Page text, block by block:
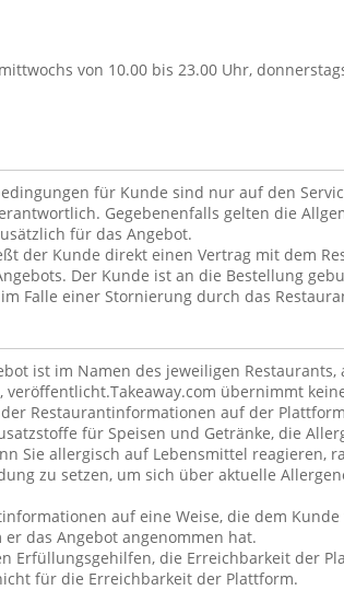
von 10.00 bis 23.00 Uhr,
für Kunde sind nur auf den
Gegebenenfalls gelten die
für das Angebot.
der Kunde direkt einen Vertrag mit dem
Der Kunde ist an die Bestellung
Falle einer Stornierung durch das
ist im Namen des jeweiligen Restaurants,
übernimmt
Restaurantinformationen auf der
für Speisen und Getränke, die
Sie allergisch auf Lebensmittel reagieren,
zu setzen, um sich über aktuelle
auf eine Weise, die dem
das Angebot angenommen hat.
Erfüllungsgehilfen, die Erreichbarkeit der
für die Erreichbarkeit der Plattform.